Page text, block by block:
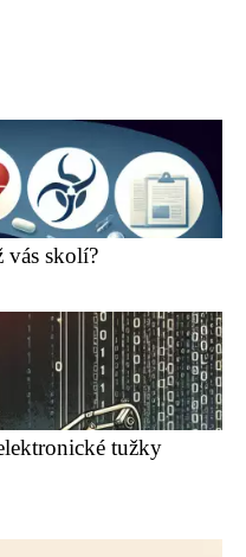
vás skolí?
tužky